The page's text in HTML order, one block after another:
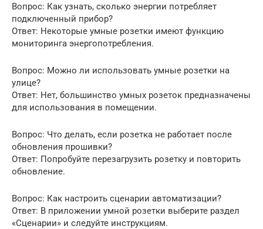
Вопрос: Как узнать, сколько энергии потребляет
подключенный прибор?
Ответ: Некоторые умные розетки имеют функцию
мониторинга энергопотребления.
Вопрос: Можно ли использовать умные розетки на
улице?
Ответ: Нет, большинство умных розеток предназначены
для использования в помещении.
Вопрос: Что делать, если розетка не работает после
обновления прошивки?
Ответ: Попробуйте перезагрузить розетку и повторить
обновление.
Вопрос: Как настроить сценарии автоматизации?
Ответ: В приложении умной розетки выберите раздел
«Сценарии» и следуйте инструкциям.